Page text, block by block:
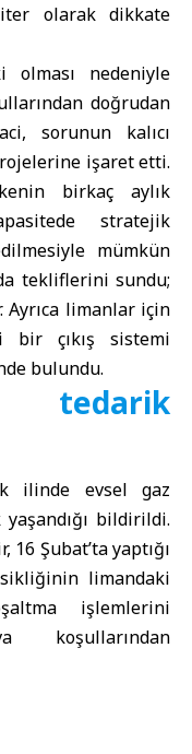
olarak dikkate
nedeniyle
doğrudan
sorunun kalıcı
işaret etti.
birkaç aylık
stratejik
mümkün
tekliflerini sundu;
Ayrıca limanlar için
bir çıkış sistemi
bulundu.
tedarik
ilinde evsel gaz
bildirildi.
16 Şubat’ta yaptığı
limandaki
işlemlerini
koşullarından